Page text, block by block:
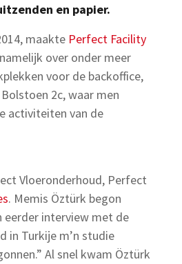
en papier.
maakte Perfect Facility
over onder meer
voor de backoffice,
2c, waar men
activiteiten van de
Vloeronderhoud, Perfect
. Memis Öztürk begon
eerder interview met de
in Turkije m’n studie
Al snel kwam Öztürk